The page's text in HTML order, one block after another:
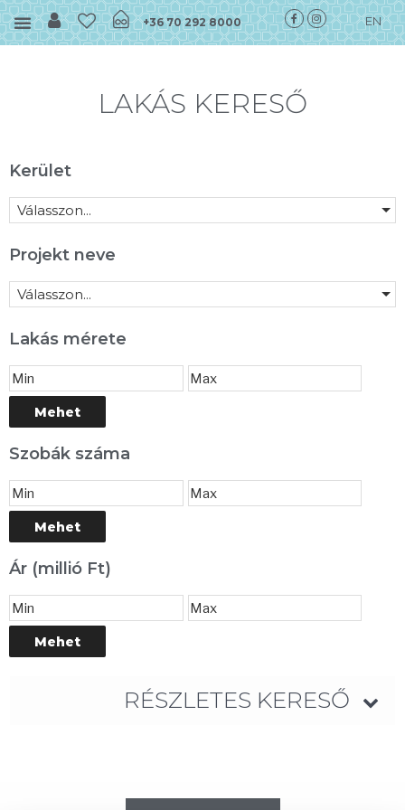
+36 70 292 8000 EN
LAKÁS KERESŐ
Kerület
Válasszon...
Projekt neve
Válasszon...
Lakás mérete
Szobák száma
Ár (millió Ft)
RÉSZLETES KERESŐ